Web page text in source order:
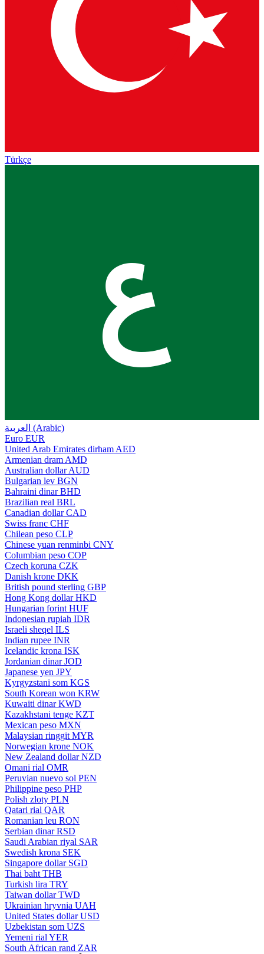
Türkçe
ع
العربية (Arabic)
Euro EUR
United Arab Emirates dirham AED
Armenian dram AMD
Australian dollar AUD
Bulgarian lev BGN
Bahraini dinar BHD
Brazilian real BRL
Canadian dollar CAD
Swiss franc CHF
Chilean peso CLP
Chinese yuan renminbi CNY
Columbian peso COP
Czech koruna CZK
Danish krone DKK
British pound sterling GBP
Hong Kong dollar HKD
Hungarian forint HUF
Indonesian rupiah IDR
Israeli sheqel ILS
Indian rupee INR
Icelandic krona ISK
Jordanian dinar JOD
Japanese yen JPY
Kyrgyzstani som KGS
South Korean won KRW
Kuwaiti dinar KWD
Kazakhstani tenge KZT
Mexican peso MXN
Malaysian ringgit MYR
Norwegian krone NOK
New Zealand dollar NZD
Omani rial OMR
Peruvian nuevo sol PEN
Philippine peso PHP
Polish zloty PLN
Qatari rial QAR
Romanian leu RON
Serbian dinar RSD
Saudi Arabian riyal SAR
Swedish krona SEK
Singapore dollar SGD
Thai baht THB
Turkish lira TRY
Taiwan dollar TWD
Ukrainian hryvnia UAH
United States dollar USD
Uzbekistan som UZS
Yemeni rial YER
South African rand ZAR